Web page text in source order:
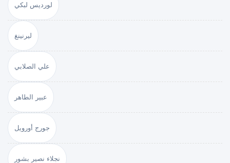
لورديس لبكي
ليرنينغ
علي الصلابي
عبير الطاهر
جورج أورويل
نجلاء نصير بشور